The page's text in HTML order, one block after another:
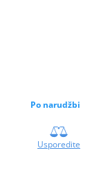
Po narudžbi
Usporedite